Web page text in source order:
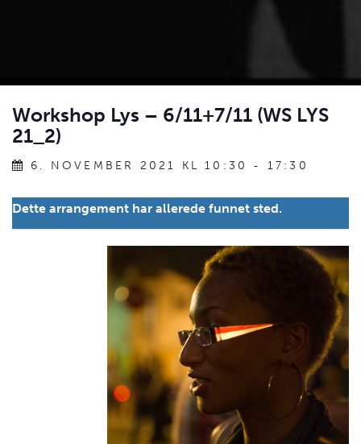
Workshop Lys – 6/11+7/11 (WS LYS
21_2)
6. NOVEMBER 2021 KL 10:30 - 17:30
Dette arrangement har allerede funnet sted.